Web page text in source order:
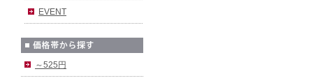
EVENT
～525円